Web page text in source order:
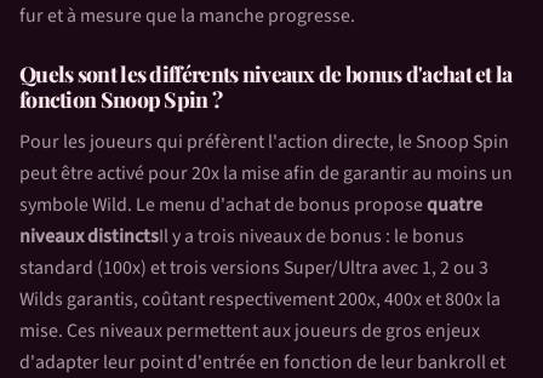
fur et à mesure que la manche progresse.
Quels sont les différents niveaux de bonus d'achat et la
fonction Snoop Spin ?
Pour les joueurs qui préfèrent l'action directe, le Snoop Spin
peut être activé pour 20x la mise afin de garantir au moins un
symbole Wild. Le menu d'achat de bonus proposequatre
niveaux distinctsIl y a trois niveaux de bonus : le bonus
standard (100x) et trois versions Super/Ultra avec 1, 2 ou 3
Wilds garantis, coûtant respectivement 200x, 400x et 800x la
mise. Ces niveaux permettent aux joueurs de gros enjeux
d'adapter leur point d'entrée en fonction de leur bankroll et